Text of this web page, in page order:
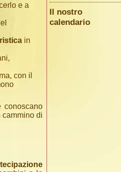
e a
in
con il
conoscano
cammino di
Il nostro
calendario